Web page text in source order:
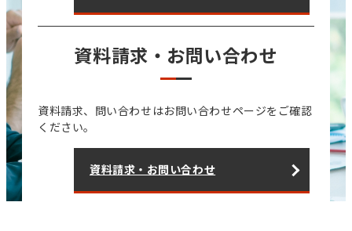
資料請求・お問い合わせ
資料請求、問い合わせはお問い合わせページをご確認
ください。
資料請求・お問い合わせ